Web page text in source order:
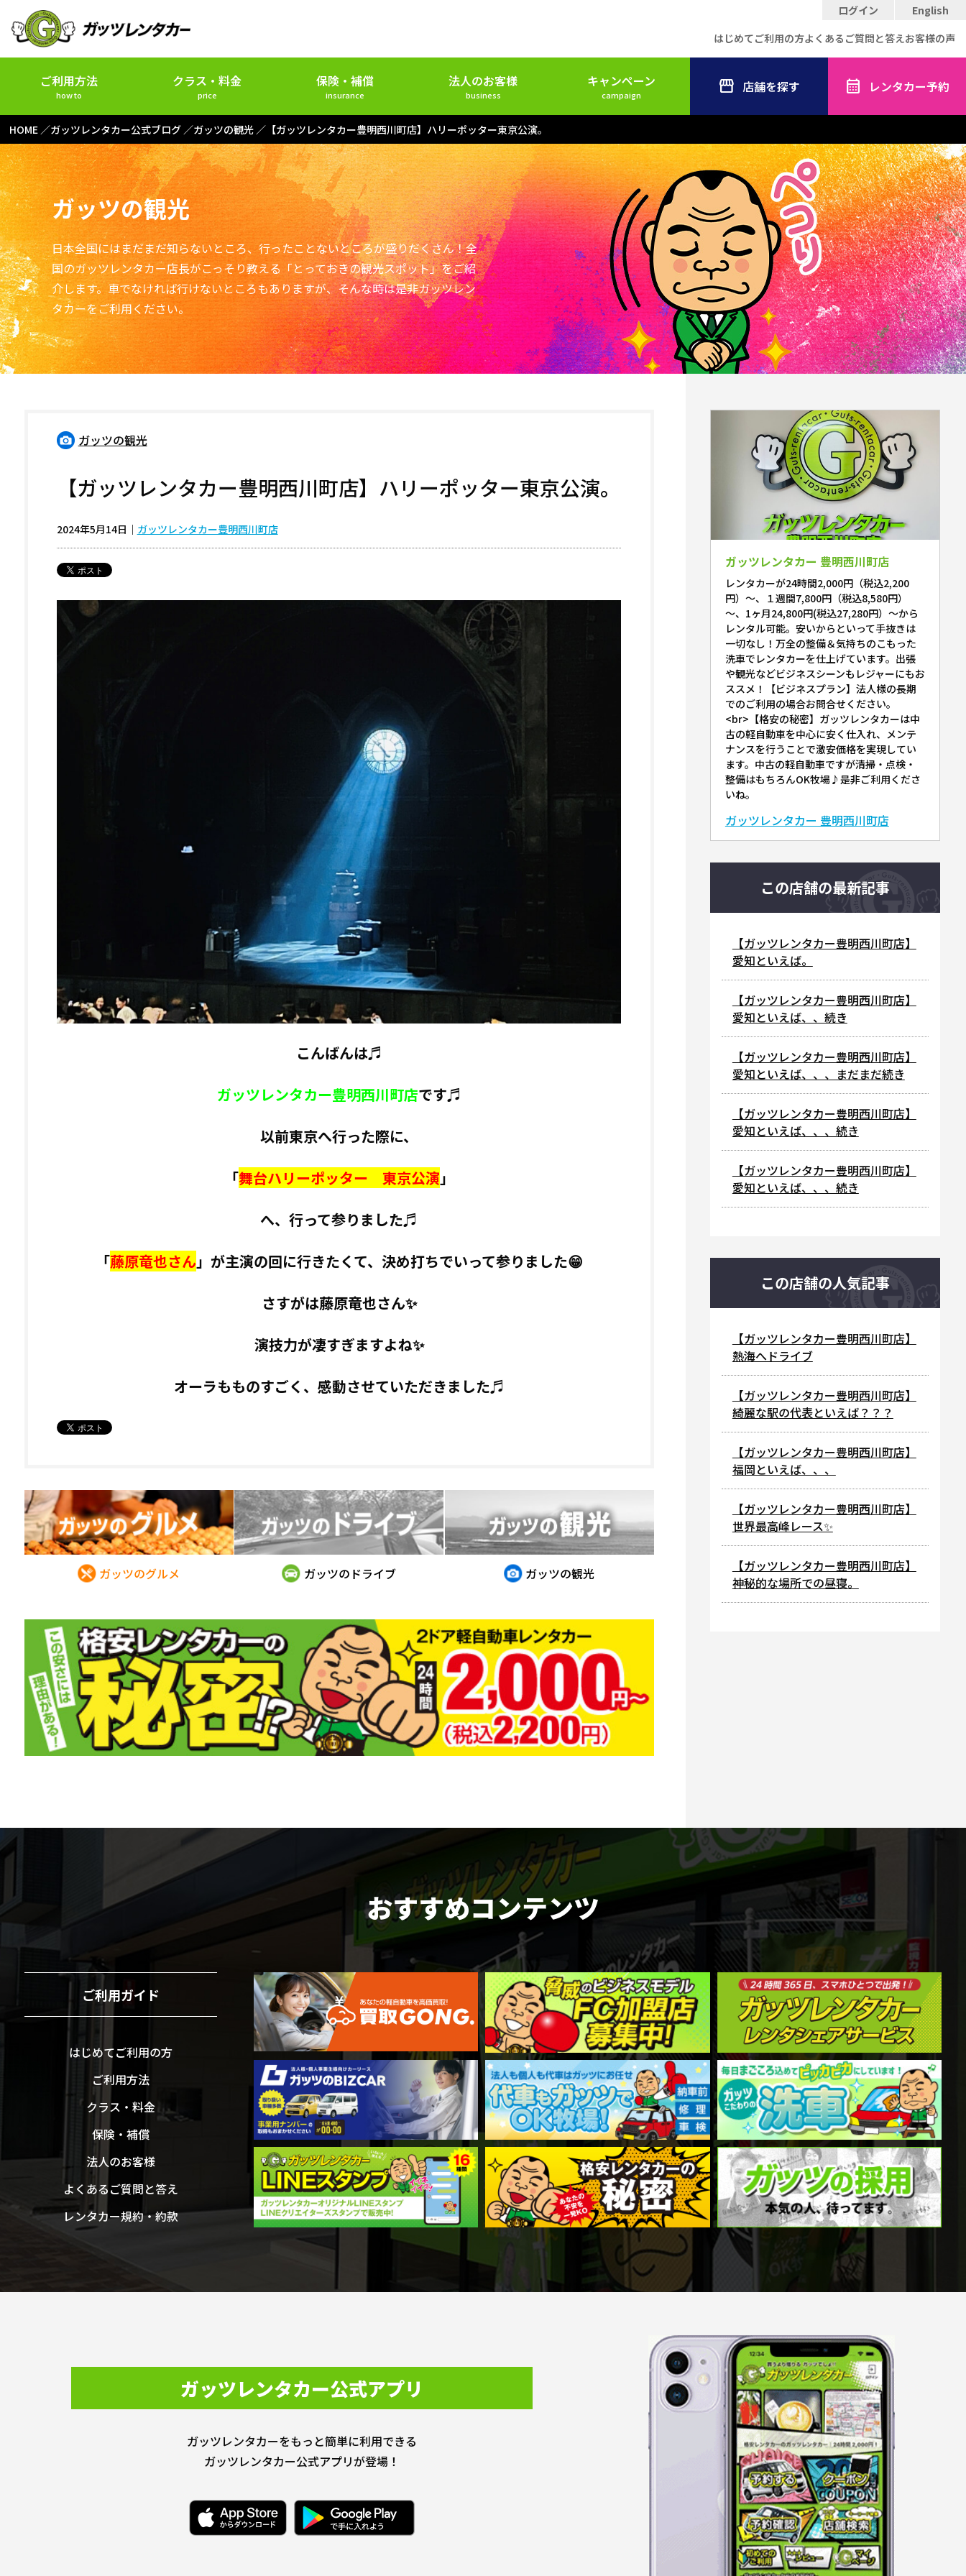
ログイン
English
はじめてご利用の方よくあるご質問と答えお客様の声
ご利用方法
how to
クラス・料金
price
保険・補償
insurance
法人のお客様
business
キャンペーン
campaign 店舗を探す レンタカー予約
HOME ガッツレンタカー公式ブログ ガッツの観光 【ガッツレンタカー豊明西川町店】ハリーポッター東京公演。
ガッツの観光
日本全国にはまだまだ知らないところ、行ったことないところが盛りだくさん！全
国のガッツレンタカー店長がこっそり教える「とっておきの観光スポット」をご紹
介します。車でなければ行けないところもありますが、そんな時は是非ガッツレン
タカーをご利用ください。
ガッツの観光
【ガッツレンタカー豊明西川町店】ハリーポッター東京公演。
2024年5月14日 ｜ ガッツレンタカー豊明西川町店
こんばんは♬
ガッツレンタカー豊明西川町店です♬
以前東京へ行った際に、
「舞台ハリーポッター 東京公演」
へ、行って参りました♬
「藤原竜也さん」が主演の回に行きたくて、決め打ちでいって参りました😁
さすがは藤原竜也さん✨
演技力が凄すぎますよね✨
オーラもものすごく、感動させていただきました♬
ガッツのグルメ ガッツのドライブ ガッツの観光
ガッツレンタカー 豊明西川町店
レンタカーが24時間2,000円（税込2,200
円）～、１週間7,800円（税込8,580円）
～、1ヶ月24,800円(税込27,280円）～から
レンタル可能。安いからといって手抜きは
一切なし！万全の整備＆気持ちのこもった
洗車でレンタカーを仕上げています。出張
や観光などビジネスシーンもレジャーにもお
ススメ！【ビジネスプラン】法人様の長期
でのご利用の場合お問合せください。
<br>【格安の秘密】ガッツレンタカーは中
古の軽自動車を中心に安く仕入れ、メンテ
ナンスを行うことで激安価格を実現してい
ます。中古の軽自動車ですが清掃・点検・
整備はもちろんOK牧場♪是非ご利用くださ
いね。
ガッツレンタカー 豊明西川町店
この店舗の最新記事
【ガッツレンタカー豊明西川町店】
愛知といえば。
【ガッツレンタカー豊明西川町店】
愛知といえば、、続き
【ガッツレンタカー豊明西川町店】
愛知といえば、、、まだまだ続き
【ガッツレンタカー豊明西川町店】
愛知といえば、、、続き
【ガッツレンタカー豊明西川町店】
愛知といえば、、、続き
この店舗の人気記事
【ガッツレンタカー豊明西川町店】
熱海へドライブ
【ガッツレンタカー豊明西川町店】
綺麗な駅の代表といえば？？？
【ガッツレンタカー豊明西川町店】
福岡といえば、、、
【ガッツレンタカー豊明西川町店】
世界最高峰レース✨
【ガッツレンタカー豊明西川町店】
神秘的な場所での昼寝。
おすすめコンテンツ
ご利用ガイド
はじめてご利用の方
ご利用方法
クラス・料金
保険・補償
法人のお客様
よくあるご質問と答え
レンタカー規約・約款
ガッツレンタカー公式アプリ
ガッツレンタカーをもっと簡単に利用できる
ガッツレンタカー公式アプリが登場！